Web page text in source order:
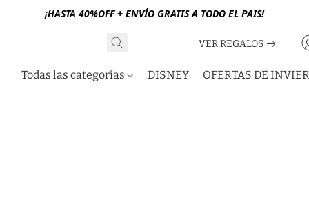
¡HASTA 40%OFF + ENVÍO GRATIS A TODO EL PAIS!
VER REGALOS
Todas las categorías DISNEY OFERTAS DE